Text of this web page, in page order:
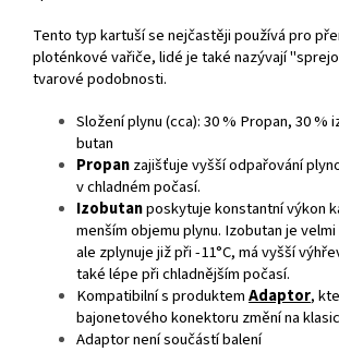
Tento typ kartuší se nejčastěji používá pro
ploténkové vařiče, lidé je také nazývají
tvarové podobnosti.
Složení plynu (cca): 30 % Propan, 30 %
butan
Propanzajišťuje vyšší odpařování
v chladném počasí.
Izobutanposkytuje konstantní výkon
menším objemu plynu. Izobutan je
ale zplynuje již při -11°C, má vyšší
také lépe při chladnějším počasí.
Kompatibilní s produktemAdaptor,
bajonetového konektoru změní na
Adaptor není součástí balení